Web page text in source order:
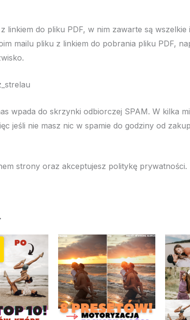
linkiem do pliku PDF, w nim zawarte są
mailu pliku z linkiem do pobrania pliku PDF,
wpada do skrzynki odbiorczej SPAM. W kilka
jeśli nie masz nic w spamie do godziny od
strony oraz akceptujesz politykę prywatności.
cena
wynosiła:
zł.
Aktualna
cena
wynosi:
79,00 zł.